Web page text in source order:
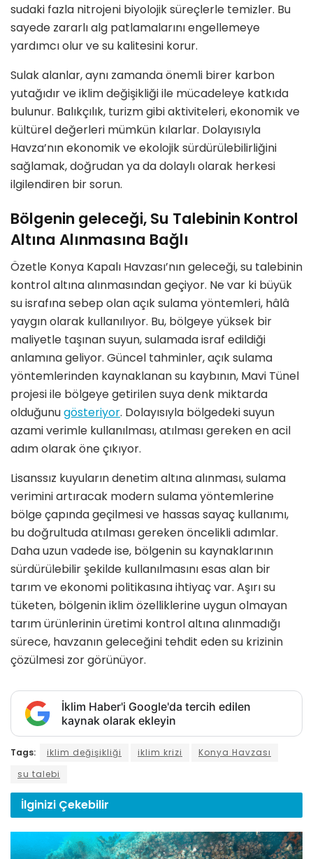
sudaki fazla nitrojeni biyolojik süreçlerle temizler. Bu
sayede zararlı alg patlamalarını engellemeye
yardımcı olur ve su kalitesini korur.
Sulak alanlar, aynı zamanda önemli birer karbon
yutağıdır ve iklim değişikliği ile mücadeleye katkıda
bulunur. Balıkçılık, turizm gibi aktiviteleri, ekonomik ve
kültürel değerleri mümkün kılarlar. Dolayısıyla
Havza’nın ekonomik ve ekolojik sürdürülebilirliğini
sağlamak, doğrudan ya da dolaylı olarak herkesi
ilgilendiren bir sorun.
Bölgenin geleceği, Su Talebinin Kontrol
Altına Alınmasına Bağlı
Özetle Konya Kapalı Havzası’nın geleceği, su talebinin
kontrol altına alınmasından geçiyor. Ne var ki büyük
su israfına sebep olan açık sulama yöntemleri, hâlâ
yaygın olarak kullanılıyor. Bu, bölgeye yüksek bir
maliyetle taşınan suyun, sulamada israf edildiği
anlamına geliyor. Güncel tahminler, açık sulama
yöntemlerinden kaynaklanan su kaybının, Mavi Tünel
projesi ile bölgeye getirilen suya denk miktarda
olduğunugösteriyor. Dolayısıyla bölgedeki suyun
azami verimle kullanılması, atılması gereken en acil
adım olarak öne çıkıyor.
Lisanssız kuyuların denetim altına alınması, sulama
verimini artıracak modern sulama yöntemlerine
bölge çapında geçilmesi ve hassas sayaç kullanımı,
bu doğrultuda atılması gereken öncelikli adımlar.
Daha uzun vadede ise, bölgenin su kaynaklarının
sürdürülebilir şekilde kullanılmasını esas alan bir
tarım ve ekonomi politikasına ihtiyaç var. Aşırı su
tüketen, bölgenin iklim özelliklerine uygun olmayan
tarım ürünlerinin üretimi kontrol altına alınmadığı
sürece, havzanın geleceğini tehdit eden su krizinin
çözülmesi zor görünüyor.
İklim Haber'i Google'da tercih edilen
kaynak olarak ekleyin
Tags: iklim değişikliği iklim krizi
Konya Havzası
su talebi
İlginizi Çekebilir